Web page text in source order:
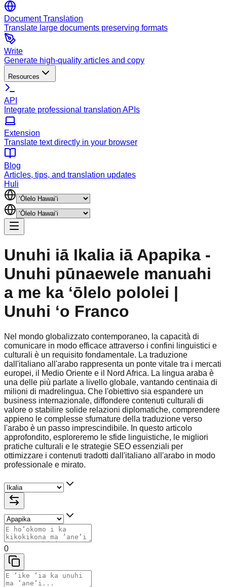
Document Translation
Translate large documents preserving formats
Write
Generate high-quality articles and copy
Resources
API
Integrate professional translation APIs
Extension
Translate text directly in your browser
Blog
Articles, tips, and translation updates
Huli
Unuhi iā Ikalia iā Apapika -
Unuhi pūnaewele manuahi
a me ka ʻōlelo pololei |
Unuhi ʻo Franco
Nel mondo globalizzato contemporaneo, la capacità di
comunicare in modo efficace attraverso i confini linguistici e
culturali è un requisito fondamentale. La traduzione
dall'italiano all'arabo rappresenta un ponte vitale tra i mercati
europei, il Medio Oriente e il Nord Africa. La lingua araba è
una delle più parlate a livello globale, vantando centinaia di
milioni di madrelingua. Che l'obiettivo sia espandere un
business internazionale, diffondere contenuti culturali di
valore o stabilire solide relazioni diplomatiche, comprendere
appieno le complesse sfumature della traduzione verso
l'arabo è un passo imprescindibile. In questo articolo
approfondito, esploreremo le sfide linguistiche, le migliori
pratiche culturali e le strategie SEO essenziali per
ottimizzare i contenuti tradotti dall'italiano all'arabo in modo
professionale e mirato.
0